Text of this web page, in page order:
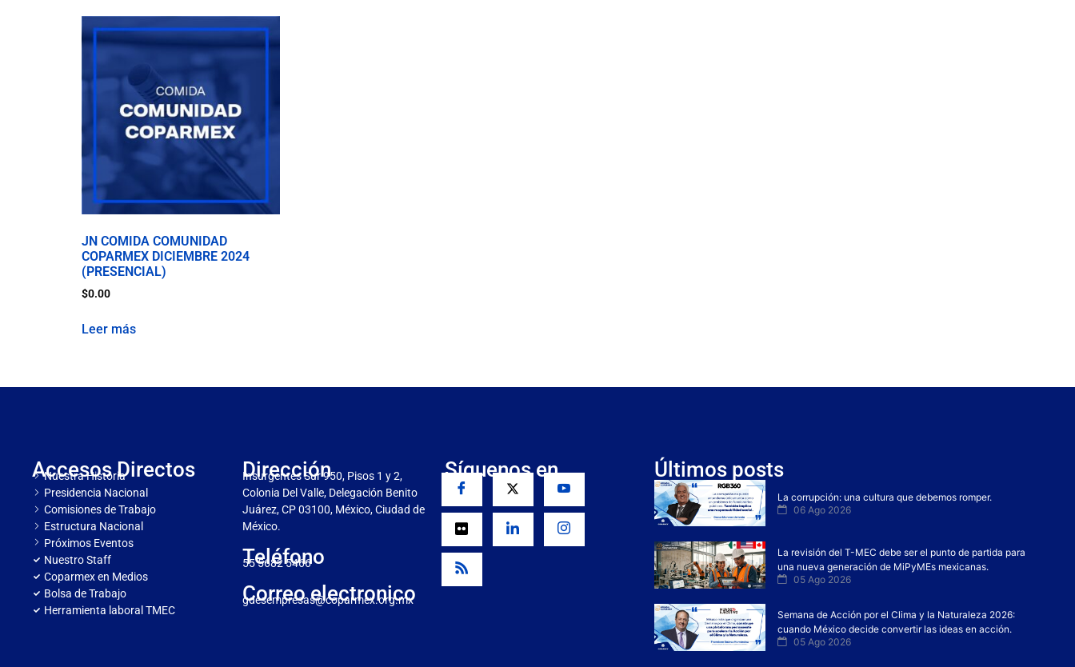
JN COMIDA COMUNIDAD
COPARMEX DICIEMBRE 2024
(PRESENCIAL)
$0.00
Leer más
Accesos Directos
Nuestra Historia
Presidencia Nacional
Comisiones de Trabajo
Estructura Nacional
Próximos Eventos
Nuestro Staff
Coparmex en Medios
Bolsa de Trabajo
Herramienta laboral TMEC
Dirección
Insurgentes Sur 950, Pisos 1 y 2,
Colonia Del Valle, Delegación Benito
Juárez, CP 03100, México, Ciudad de
México.
Teléfono
55 5682 5466
Correo electronico
gdesempresas@coparmex.org.mx
Síguenos en Últimos posts
La corrupción: una cultura que debemos romper.
06 Ago 2026
La revisión del T-MEC debe ser el punto de partida para
una nueva generación de MiPyMEs mexicanas.
05 Ago 2026
Semana de Acción por el Clima y la Naturaleza 2026:
cuando México decide convertir las ideas en acción.
05 Ago 2026